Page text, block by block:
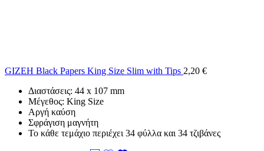
GIZEH Black Papers King Size Slim with Tips 2,20 €
Διαστάσεις: 44 x 107 mm
Μέγεθος: King Size
Αργή καύση
Σφράγιση μαγνήτη
Το κάθε τεμάχιο περιέχει 34 φύλλα και 34 τζιβάνες